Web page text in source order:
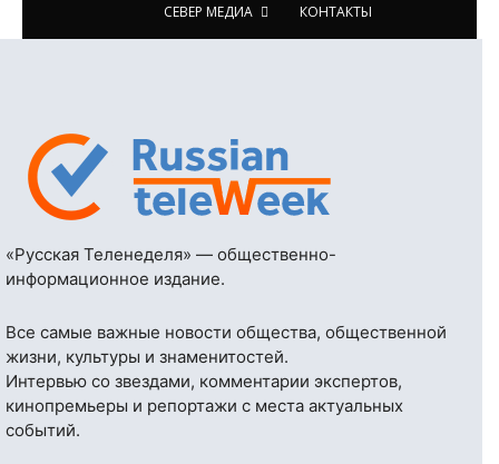
СЕВЕР МЕДИА КОНТАКТЫ
«Русская Теленеделя» — общественно-
информационное издание.
Все самые важные новости общества, общественной
жизни, культуры и знаменитостей.
Интервью со звездами, комментарии экспертов,
кинопремьеры и репортажи с места актуальных
событий.